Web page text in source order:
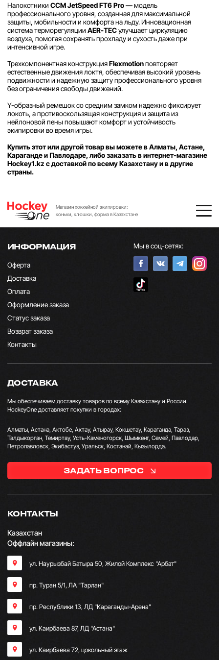
Налокотники CCM JetSpeed FT6 Pro— модель
профессионального уровня, созданная для максимальной
защиты, мобильности и комфорта на льду. Инновационная
система терморегуляции AER-TECулучшает циркуляцию
воздуха, помогая сохранять прохладу и сухость даже при
интенсивной игре.
Трехкомпонентная конструкцияFlexmotionповторяет
естественные движения локтя, обеспечивая высокий уровень
подвижности и надежную защиту профессионального уровня
без ограничения свободы движений.
Y-образный ремешок со средним замком надежно фиксирует
локоть, а противоскользящая конструкция и защита из
нейлоновой пены повышают комфорт и устойчивость
экипировки во время игры.
Купить этот или другой товар вы можете в Алматы, Астане,
Караганде и Павлодаре, либо заказать в интернет-магазине
Hockey1.kz с доставкой по всему Казахстану и в другие
страны.
Магазин хоккейной экипировки:
коньки, клюшки, форма в Казахстане
ИНФОРМАЦИЯ
Оферта
Доставка
Оплата
Оформление заказа
Статус заказа
Возврат заказа
Контакты
Мы в соц-сетях:
КОНТАКТЫ
Казахстан
Оффлайн магазины:
ул. Наурызбай Батыра 50, Жилой Комплекс "Арбат"
пр. Туран 5/1, ЛА "Тарлан"
пр. Республики 13, ​ЛД "Караганды-Арена"
ул. Каирбаева 87, ЛД "Астана"
ул. Каирбаева 72, цокольный этаж
ДОСТАВКА
Мы обеспечиваем доставку товаров по всему Казахстану и России.
HockeyOne доставляет покупки в городах:
Алматы, Астана, Актобе, Актау, Атырау, Кокшетау, Караганда, Тараз,
Талдыкорган, Темиртау, Усть-Каменогорск, Шымкент, Семей, Павлодар,
Петропавловск, Экибастуз, Уральск, Костанай, Кызылорда.
ЗАДАТЬ ВОПРОС